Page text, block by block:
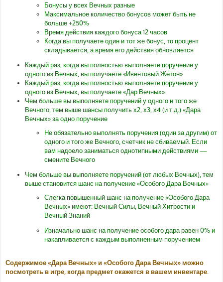
Бонусы у всех Вечных разные
Максимальное количество бонусов может быть не
больше +250%
Время действия каждого бонуса 12 часов
Когда вы получаете один и тот же бонус, то процент
складывается, а время его действия обновляется
Каждый раз, когда вы полностью выполняете поручение у
одного из Вечных, вы получаете «Ивентовый Жетон»
Каждый раз, когда вы полностью выполняете поручение у
одного из Вечных, вы получаете «Дар Вечных»
Чем больше вы выполняете поручений у одного и того же
Вечного, тем выше шансы получить х2, х3, х4 (и т.д.) «Дара
Вечных» за одно поручение
Не обязательно выполнять поручения (один за другим) от
одного и того же Вечного, счетчик не сбиваемый. Если
вам надоело заниматься однотипными действиями —
смените Вечного
Чем больше вы выполняете поручений (от любых Вечных), тем
выше становится шанс на получение «Особого Дара Вечных»
Слегка повышенный шанс на получение «Особого Дара
Вечных» имеют: Вечный Силы, Вечный Хитрости и
Вечный Знаний
Изначально шанс на получение особого дара равен 0% и
накапливается с каждым выполненным поручением
Содержимое «Дара Вечных» и «Особого Дара Вечных» можно
посмотреть в игре, когда предмет окажется в вашем инвентаре.